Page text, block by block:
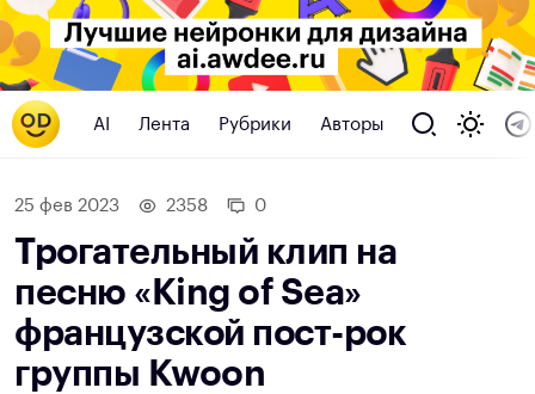
AI Лента Рубрики Авторы
25 фев 2023 2358 0
Трогательный клип на
песню «King of Sea»
французской пост-рок
группы Kwoon